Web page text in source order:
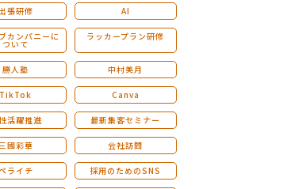
ファインダー研修
張研修 AI
カンパニーに
ついて
ラッカープラン研修
勝人塾 中村美月
TikTok Canva
活躍推進 最新集客セミナー
國彩華 会社訪問
ライチ 採用のためのSNS